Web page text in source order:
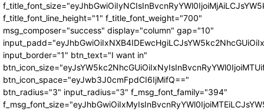
f_title_font_line_height="1" f_title_font_weight="700"
msg_composer="success" display="column" gap="10"
input_border="1" btn_text="I want in"
btn_icon_space="eyJwb3J0cmFpdCI6IjMifQ=="
btn_radius="3" input_radius="3" f_msg_font_family="394"